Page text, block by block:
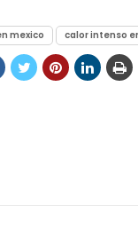
mexico calor intenso